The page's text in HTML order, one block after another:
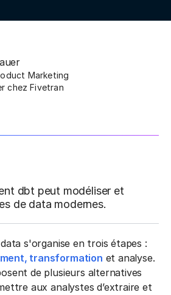
Marketing
chez Fivetran
dbt peut modéliser et
de data modernes.
data s'organise en trois étapes :
transformation et analyse.
de plusieurs alternatives
aux analystes d’extraire et